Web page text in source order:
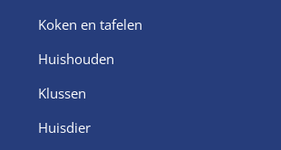
Koken en tafelen
Huishouden
Klussen
Huisdier